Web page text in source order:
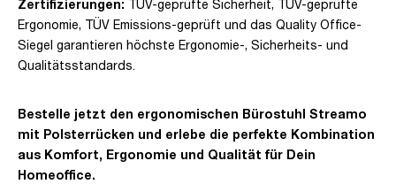
Zertifizierungen: TÜV-geprüfte Sicherheit, TÜV-geprüfte
Ergonomie, TÜV Emissions-geprüft und das Quality Office-
Siegel garantieren höchste Ergonomie-, Sicherheits- und
Qualitätsstandards.
Bestelle jetzt den ergonomischen Bürostuhl Streamo
mit Polsterrücken und erlebe die perfekte Kombination
aus Komfort, Ergonomie und Qualität für Dein
Homeoffice.